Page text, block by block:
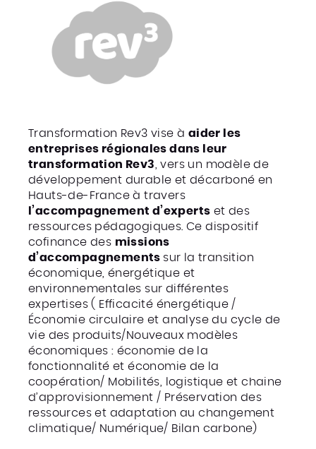
Transformation Rev3 vise à aider les
entreprises régionales dans leur
transformation Rev3 , vers un modèle de
développement durable et décarboné en
Hauts-de-France à travers
l’accompagnement d’experts et des
ressources pédagogiques. Ce dispositif
cofinance des missions
d’accompagnements sur la transition
économique, énergétique et
environnementales sur différentes
expertises ( Efficacité énergétique /
Économie circulaire et analyse du cycle de
vie des produits/Nouveaux modèles
économiques : économie de la
fonctionnalité et économie de la
coopération/ Mobilités, logistique et chaine
d’approvisionnement / Préservation des
ressources et adaptation au changement
climatique/ Numérique/ Bilan carbone)